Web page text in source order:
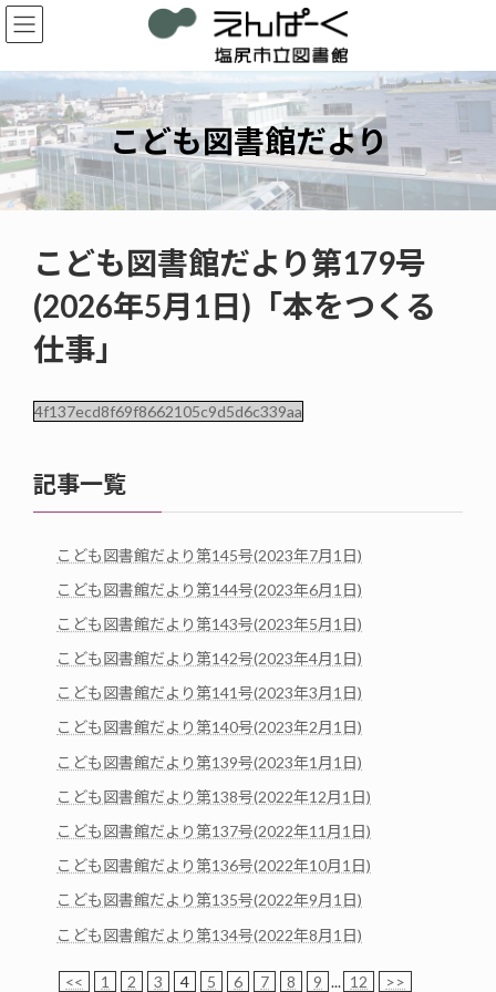
コ
ン
ン
ツ
へ
ス
キ
ッ
プ
ナ
ビ
ー
シ
ョ
ン
に
移
動
こども図書館だより
こども図書館だより第179号
(2026年5月1日)「本をつくる
仕事」
4f137ecd8f69f8662105c9d5d6c339aa
記事一覧
こども図書館だより第145号(2023年7月1日)
こども図書館だより第144号(2023年6月1日)
こども図書館だより第143号(2023年5月1日)
こども図書館だより第142号(2023年4月1日)
こども図書館だより第141号(2023年3月1日)
こども図書館だより第140号(2023年2月1日)
こども図書館だより第139号(2023年1月1日)
こども図書館だより第138号(2022年12月1日)
こども図書館だより第137号(2022年11月1日)
こども図書館だより第136号(2022年10月1日)
こども図書館だより第135号(2022年9月1日)
こども図書館だより第134号(2022年8月1日)
<< 1 2 3 4 5 6 7 8 9 ... 12 >>